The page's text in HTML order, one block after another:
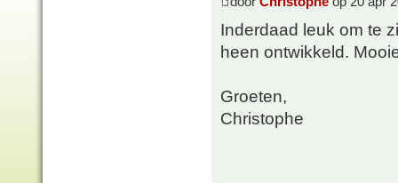
Inderdaad leuk om te
heen ontwikkeld.
Groeten,
Christophe